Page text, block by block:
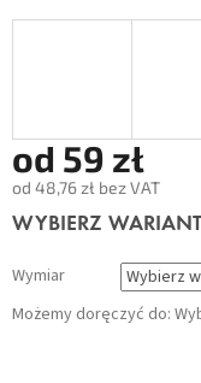
od 59 zł
od 48,76 zł bez VAT
Cena
WYBIERZ WARIANT
Wymiar
Możemy doręczyć do: